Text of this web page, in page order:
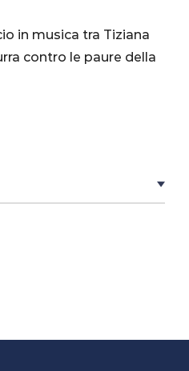
in musica tra Tiziana
contro le paure della